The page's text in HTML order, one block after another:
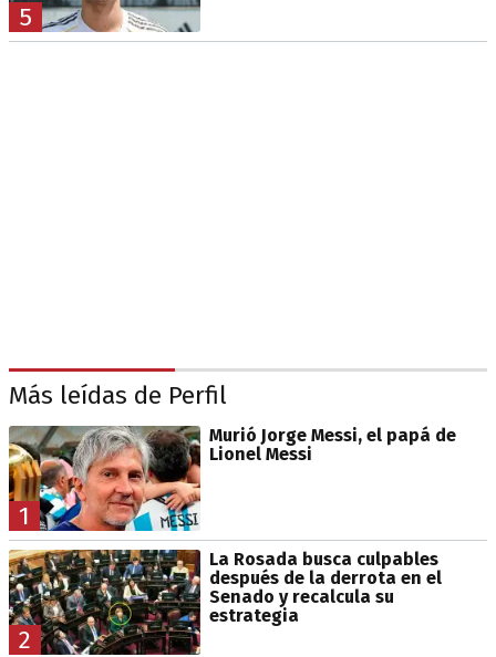
5
Más leídas de Perfil
1
Murió Jorge Messi, el papá de
Lionel Messi
2
La Rosada busca culpables
después de la derrota en el
Senado y recalcula su
estrategia